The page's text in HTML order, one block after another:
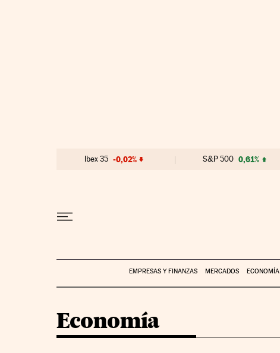
Ibex 35 -0,02% S&P 500 0,61%
EMPRESAS Y FINANZAS MERCADOS ECONOMÍA
Economía